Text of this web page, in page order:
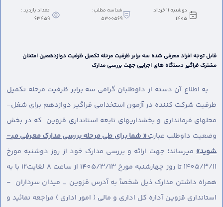
دوشنبه 11 خرداد
1405
شناسه مطلب:
5300569
تعداد بازدید :
63459
قابل توجه افراد معرفی شده سه برابر ظرفیت مرحله تکمیل ظرفیت دوازدهمین امتحان
مشترک فراگیر دستگاه های اجرایی جهت بررسی مدارک
به اطلاع آن دسته از داوطلبان گرامی سه برابر ظرفیت مرحله تکمیل
ظرفیت شرکت کننده در آزمون استخدامی فراگیر دوازدهم برای شغل-
محل­های فرمانداری و بخشداریهای تابعه استانداری قزوین که در بخش
وضعیت داوطلب عبارت« شما برای طی مرحله بررسی مدارک معرفی می­
شوید»می­رساند؛ جهت ارائه و بررسی مدارک خود از روز دوشنبه مورخ
1405/3/11 تا روز چهارشنبه مورخ 1405/3/13 از ساعت 8 لغایت12 با به
همراه داشتن مدارک ذیل شخصاً به آدرس قزوین _ میدان سرداران -
استانداری قزوین آداره کل اداری و مالی ( امور اداری ) مراجعه نمائید و